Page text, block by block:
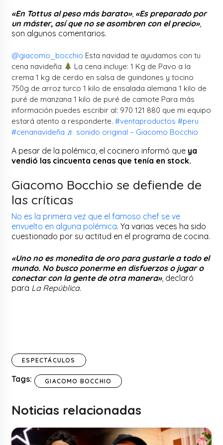
«En Tottus al peso más barato», «Es preparado por
un máster, así que no se asombren con el precio»,
son algunos comentarios.
@giacomo_bocchio Esta navidad te ayudamos con tu
cena navideña
La cena incluye: 1 Kg de Pavo a la
crema 1 kg de cerdo en salsa de guindones y tocino
750g de arroz turco 1 kilo de ensalada alemana 1 kilo de
puré de manzana 1 kilo de puré de camote Para más
información puedes escribir al: 970 121 880 que mi equipo
estará atento a responderte.#ventaproductos #peru
#cenanavideña ♬ sonido original – Giacomo Bocchio
A pesar de la polémica, el cocinero informó que ya
vendió las cincuenta cenas que tenía en stock.
Giacomo Bocchio se defiende de
las críticas
No es la primera vez que el famoso chef se ve
envuelto en alguna polémica. Ya varias veces ha sido
cuestionado por su actitud en el programa de cocina.
«Uno no es monedita de oro para gustarle a todo el
mundo. No busco ponerme en disfuerzos o jugar o
conectar con la gente de otra manera», declaró
para La República.
ESPECTÁCULOS
Tags: GIACOMO BOCCHIO
Noticias relacionadas